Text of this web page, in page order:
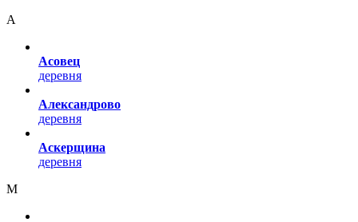
А
Асовец
деревня
Александрово
деревня
Аскерщина
деревня
М